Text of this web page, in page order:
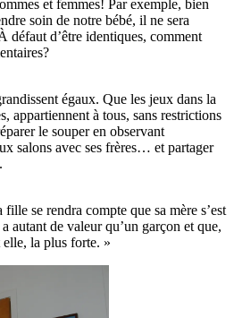
et femmes! Par exemple, bien
soin de notre bébé, il ne sera
défaut d’être identiques, comment
égaux. Que les jeux dans la
appartiennent à tous, sans restrictions
le souper en observant
salons avec ses frères… et partager
se rendra compte que sa mère s’est
autant de valeur qu’un garçon et que,
elle, la plus forte. »